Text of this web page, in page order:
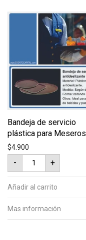
Bandeja de servicio
plástica para Meseros
$4.900
-
Bandeja
servicio
para
+
Añadir al carrito
Mas información